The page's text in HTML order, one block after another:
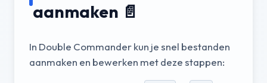
aanmaken 📄
In Double Commander kun je snel bestanden
aanmaken en bewerken met deze stappen: